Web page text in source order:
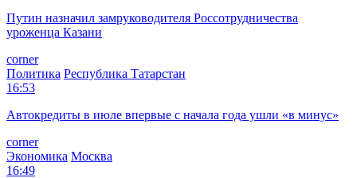
Путин назначил замруководителя Россотрудничества
уроженца Казани
corner
Политика Республика Татарстан
16:53
Автокредиты в июле впервые с начала года ушли «в минус»
corner
Экономика Москва
16:49